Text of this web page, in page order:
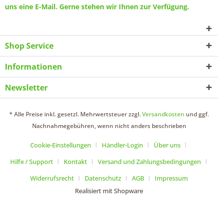
uns eine E-Mail. Gerne stehen wir Ihnen zur Verfügung.
Shop Service
Informationen
Newsletter
* Alle Preise inkl. gesetzl. Mehrwertsteuer zzgl.Versandkosten und ggf.
Nachnahmegebühren, wenn nicht anders beschrieben
Cookie-Einstellungen Händler-Login
Über uns
Hilfe / Support
Kontakt
Versand und Zahlungsbedingungen
Widerrufsrecht
Datenschutz AGB
Impressum
Realisiert mit Shopware